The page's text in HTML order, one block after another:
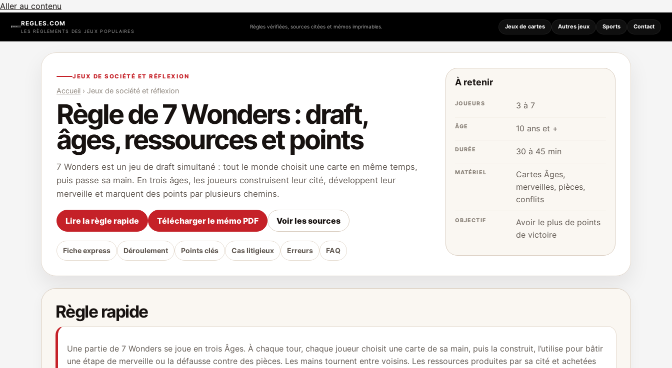
Aller au contenu
REGLES.COM
LES RÈGLEMENTS DES JEUX POPULAIRES
Règles vérifiées, sources citées et mémos imprimables. Jeux de cartes Autres jeux Sports Contact
JEUX DE SOCIÉTÉ ET RÉFLEXION
Accueil › Jeux de société et réflexion
Règle de 7 Wonders : draft,
âges, ressources et points
7 Wonders est un jeu de draft simultané : tout le monde choisit une carte en même temps,
puis passe sa main. En trois âges, les joueurs construisent leur cité, développent leur
merveille et marquent des points par plusieurs chemins.
Lire la règle rapide Télécharger le mémo PDF Voir les sources
Fiche express Déroulement Points clés Cas litigieux Erreurs FAQ
À retenir
JOUEURS 3 à 7
ÂGE 10 ans et +
DURÉE 30 à 45 min
MATÉRIEL
Cartes Âges,
merveilles, pièces,
conflits
OBJECTIF
Avoir le plus de points
de victoire
Règle rapide
Une partie de 7 Wonders se joue en trois Âges. À chaque tour, chaque joueur choisit une carte de sa main, puis la construit, l’utilise pour bâtir
une étape de merveille ou la défausse contre des pièces. Les mains tournent entre voisins. Les ressources produites par sa cité et achetées